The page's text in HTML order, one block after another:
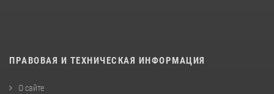
ПРАВОВАЯ И ТЕХНИЧЕСКАЯ ИНФОРМАЦИЯ
О сайте